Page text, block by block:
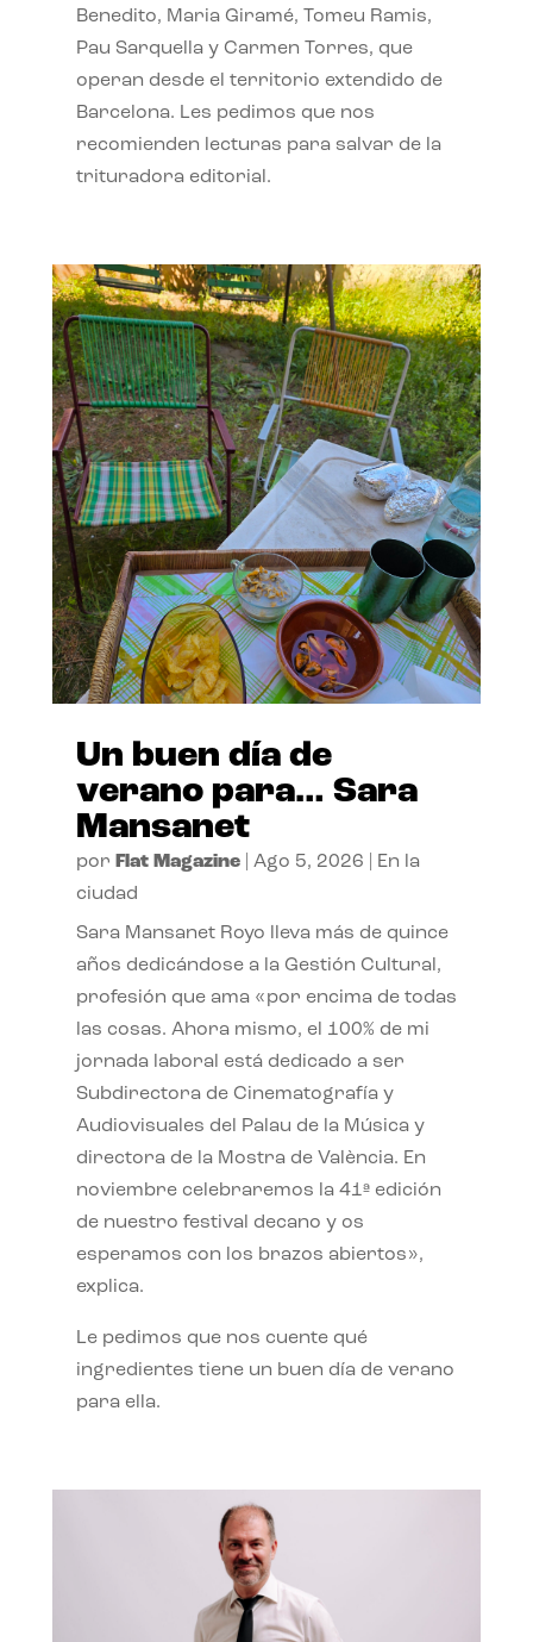
Benedito, Maria Giramé, Tomeu Ramis,
Pau Sarquella y Carmen Torres, que
operan desde el territorio extendido de
Barcelona. Les pedimos que nos
recomienden lecturas para salvar de la
trituradora editorial.
Un buen día de
verano para… Sara
Mansanet
por Flat Magazine| Ago 5, 2026
En la
ciudad
Sara Mansanet Royo lleva más de quince
años dedicándose a la Gestión Cultural,
profesión que ama «por encima de todas
las cosas. Ahora mismo, el 100% de mi
jornada laboral está dedicado a ser
Subdirectora de Cinematografía y
Audiovisuales del Palau de la Música y
directora de la Mostra de València. En
noviembre celebraremos la 41ª edición
de nuestro festival decano y os
esperamos con los brazos abiertos»,
explica.
Le pedimos que nos cuente qué
ingredientes tiene un buen día de verano
para ella.